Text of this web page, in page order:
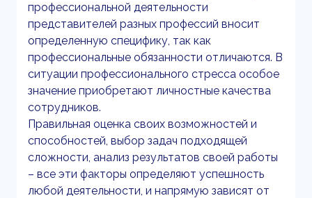
профессиональной деятельности
представителей разных профессий вносит
определенную специфику, так как
профессиональные обязанности отличаются. В
ситуации профессионального стресса особое
значение приобретают личностные качества
сотрудников.
Правильная оценка своих возможностей и
способностей, выбор задач подходящей
сложности, анализ результатов своей работы
– все эти факторы определяют успешность
любой деятельности, и напрямую зависят от